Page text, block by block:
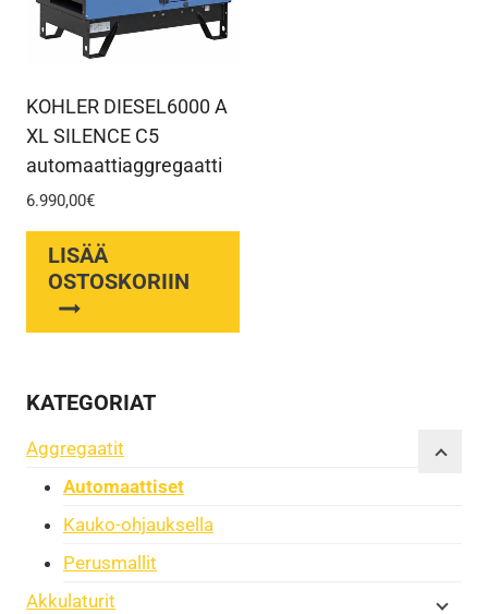
KOHLER DIESEL6000 A
XL SILENCE C5
automaattiaggregaatti
6.990,00€
LISÄÄ
OSTOSKORIIN
KATEGORIAT
Aggregaatit
Automaattiset
Kauko-ohjauksella
Perusmallit
Akkulaturit